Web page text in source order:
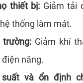
thiết bị: Giảm tải
thống làm mát.
Giảm khí
năng.
suất và ổn định